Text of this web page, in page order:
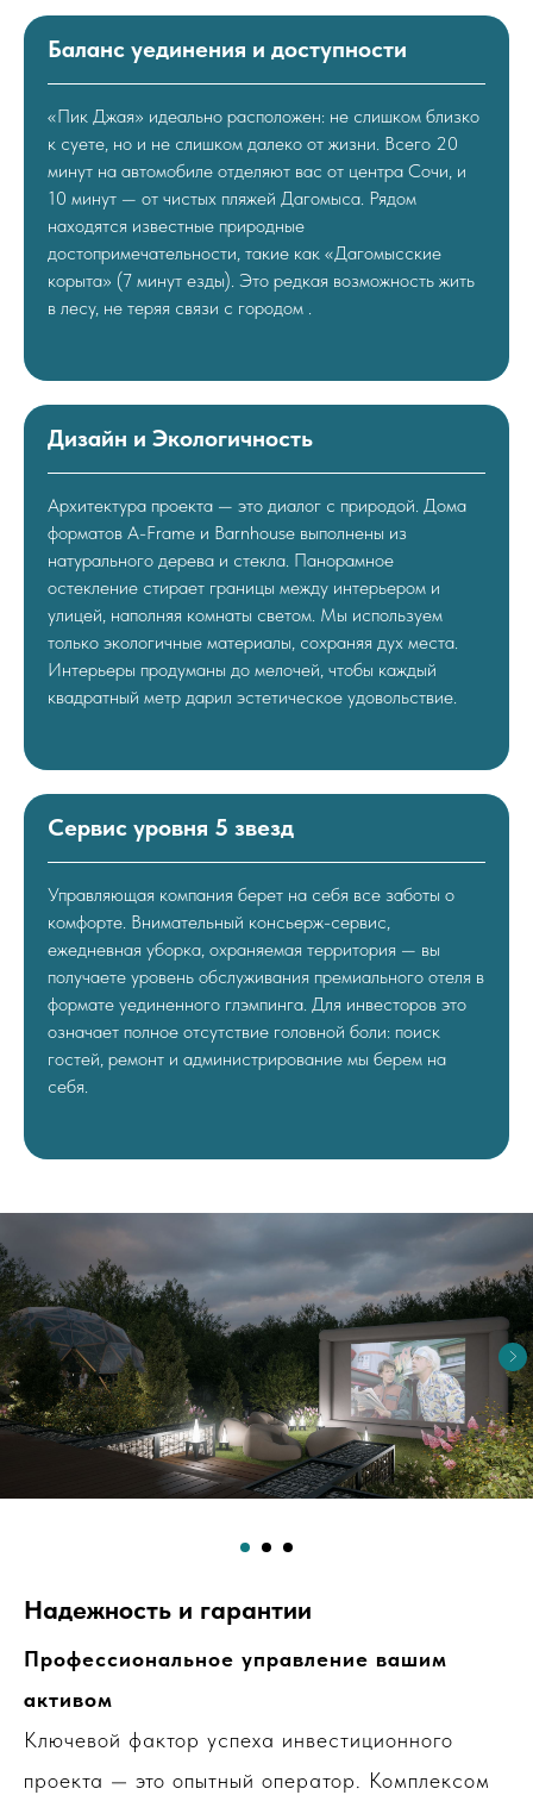
Баланс уединения и доступности
«Пик Джая» идеально расположен: не слишком близко
к суете, но и не слишком далеко от жизни. Всего 20
минут на автомобиле отделяют вас от центра Сочи, и
10 минут — от чистых пляжей Дагомыса. Рядом
находятся известные природные
достопримечательности, такие как «Дагомысские
корыта» (7 минут езды). Это редкая возможность жить
в лесу, не теряя связи с городом .
Дизайн и Экологичность
Архитектура проекта — это диалог с природой. Дома
форматов A-Frame и Barnhouse выполнены из
натурального дерева и стекла. Панорамное
остекление стирает границы между интерьером и
улицей, наполняя комнаты светом. Мы используем
только экологичные материалы, сохраняя дух места.
Интерьеры продуманы до мелочей, чтобы каждый
квадратный метр дарил эстетическое удовольствие.
Сервис уровня 5 звезд
Управляющая компания берет на себя все заботы о
комфорте. Внимательный консьерж-сервис,
ежедневная уборка, охраняемая территория — вы
получаете уровень обслуживания премиального отеля в
формате уединенного глэмпинга. Для инвесторов это
означает полное отсутствие головной боли: поиск
гостей, ремонт и администрирование мы берем на
себя.
Надежность и гарантии
Профессиональное управление вашим
активом
Ключевой фактор успеха инвестиционного
проекта — это опытный оператор. Комплексом